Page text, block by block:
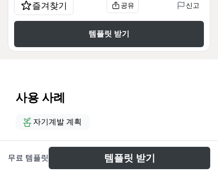
즐겨찾기 공유 신고
템플릿 받기
사용 사례
자기계발 계획
소개
무료 템플릿 템플릿 받기